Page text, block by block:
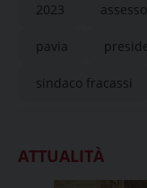
2023
pavia
sindaco fracassi
ATTUALITÀ